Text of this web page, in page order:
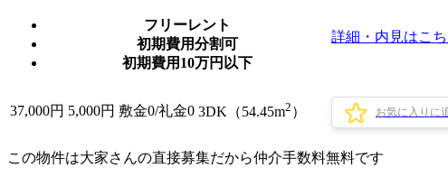
フリーレント
初期費用分割可
初期費用10万円以下
詳細・内見はこ
37,000円 5,000円 敷金0/礼金0 3DK（54.45m2 ） お気に入りに
この物件は大家さんの直接募集だから仲介手数料無料です